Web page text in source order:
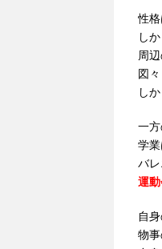
性
し
周
図
し
一
学
バレ
運
自
物